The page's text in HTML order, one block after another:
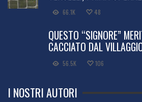
66.1K 48
QUESTO “SIGNORE”
CACCIATO DAL
56.5K 106
I NOSTRI AUTORI